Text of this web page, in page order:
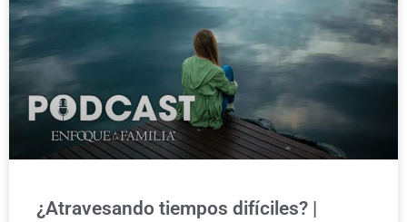
¿Atravesando tiempos difíciles? |